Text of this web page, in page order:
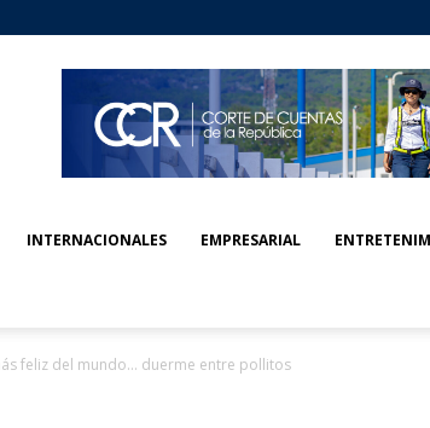
INTERNACIONALES EMPRESARIAL
feliz del mundo… duerme entre pollitos